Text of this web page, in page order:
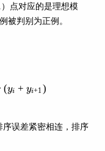
点对应的是理想模
被判别为正例。
(yi + yi+1)
序误差紧密相连，排序